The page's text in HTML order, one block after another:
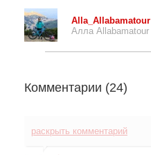
Alla_Allabamatour
Алла Allabamatour
Комментарии (24)
раскрыть комментарий